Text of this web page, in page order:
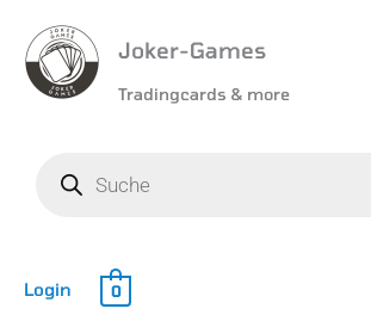
Joker-Games
Tradingcards & more
Login 0